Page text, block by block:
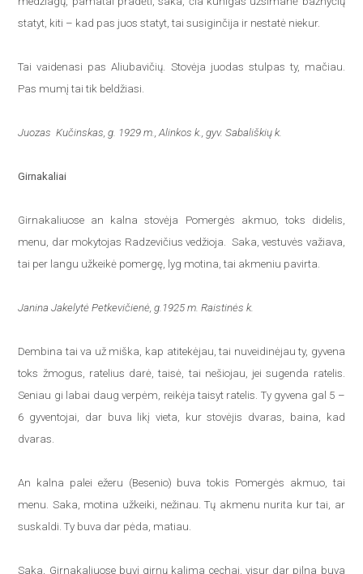
statyt, kiti – kad pas juos statyt, tai susiginčija ir nestatė niekur.
Tai vaidenasi pas Aliubavičių. Stovėja juodas stulpas ty, mačiau.
Pas mumį tai tik beldžiasi.
Juozas Kučinskas, g. 1929 m., Alinkos k., gyv. Sabališkių k.
Girnakaliai
Girnakaliuose an kalna stovėja Pomergės akmuo, toks didelis,
menu, dar mokytojas Radzevičius vedžioja. Saka, vestuvės važiava,
tai per langu užkeikė pomergę, lyg motina, tai akmeniu pavirta.
Janina Jakelytė Petkevičienė, g.1925 m. Raistinės k.
Dembina tai va už miška, kap atitekėjau, tai nuveidinėjau ty, gyvena
toks žmogus, ratelius darė, taisė, tai nešiojau, jei sugenda ratelis.
Seniau gi labai daug verpėm, reikėja taisyt ratelis. Ty gyvena gal 5 –
6 gyventojai, dar buva likį vieta, kur stovėjis dvaras, baina, kad
dvaras.
An kalna palei ežeru (Besenio) buva tokis Pomergės akmuo, tai
menu. Saka, motina užkeiki, nežinau. Tų akmenu nurita kur tai, ar
suskaldi. Ty buva dar pėda, matiau.
Saka, Girnakaliuose buvį girnų kalima cechai, visur dar pilna buva